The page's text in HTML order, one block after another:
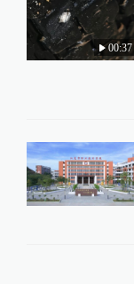
00:37